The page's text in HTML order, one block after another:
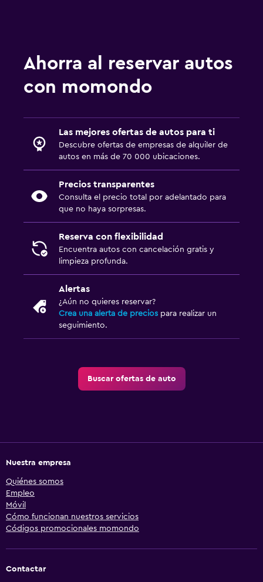
Ahorra al reservar autos
con momondo
Las mejores ofertas de autos para ti
Descubre ofertas de empresas de alquiler de
autos en más de 70 000 ubicaciones.
Precios transparentes
Consulta el precio total por adelantado para
que no haya sorpresas.
Reserva con flexibilidad
Encuentra autos con cancelación gratis y
limpieza profunda.
Alertas
¿Aún no quieres reservar?
Crea una alerta de precios para realizar un
seguimiento.
Buscar ofertas de auto
Nuestra empresa
Quiénes somos
Empleo
Móvil
Cómo funcionan nuestros servicios
Códigos promocionales momondo
Contactar